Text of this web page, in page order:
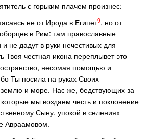
с горьким плачем произнес:
не от Ирода в Египет9, но от
в Рим: там православные
не дадут в руки нечестивых для
Твоя честная икона переплывет это
несомая помощью и
Ты носила на руках Своих
и море. Нас же, бедствующих за
мы воздаем честь и поклонение
Сыну, упокой в селениях
Авраамовом.